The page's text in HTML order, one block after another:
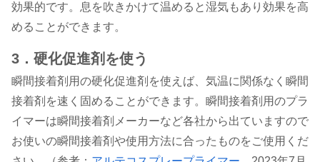
効果的です。息を吹きかけて温めると湿気もあり効果を高
めることができます。
3．硬化促進剤を使う
瞬間接着剤用の硬化促進剤を使えば、気温に関係なく瞬間
接着剤を速く固めることができます。瞬間接着剤用のプラ
イマーは瞬間接着剤メーカーなど各社から出ていますので
お使いの瞬間接着剤や使用方法に合ったものをご使用くだ